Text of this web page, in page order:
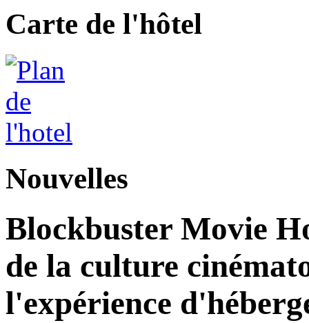
Carte de l'hôtel
Nouvelles
Blockbuster Movie
de la culture
l'expérience